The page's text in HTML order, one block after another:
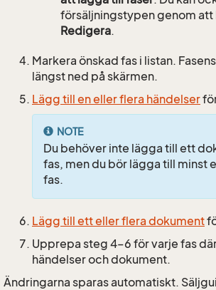
försäljningstypen genom
Redigera.
Markera önskad fas i listan.
längst ned på skärmen.
Lägg till en eller flera händelser
NOTE
Du behöver inte lägga till ett
fas, men du bör lägga till minst
fas.
Lägg till ett eller flera dokument
Upprepa steg 4–6 för varje fas
händelser och dokument.
Ändringarna sparas automatiskt.